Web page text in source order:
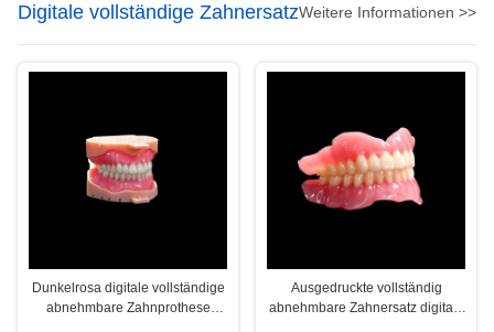
Digitale vollständige ZahnersatzWeitere Informationen >>
Dunkelrosa digitale vollständige
abnehmbare Zahnprothese
Ausgedruckte vollständig
abnehmbare Zahnersatz digitale